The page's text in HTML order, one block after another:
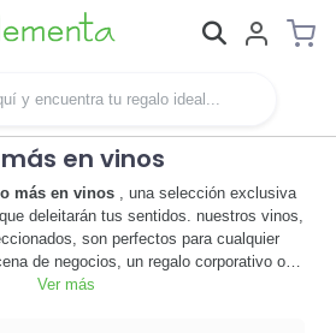
más en vinos
lo más en vinos, una selección exclusiva
deleitarán tus sentidos. nuestros vinos,
son perfectos para cualquier
de negocios, un regalo corporativo o
en casa. 🍷 cada botella es una
Ver más